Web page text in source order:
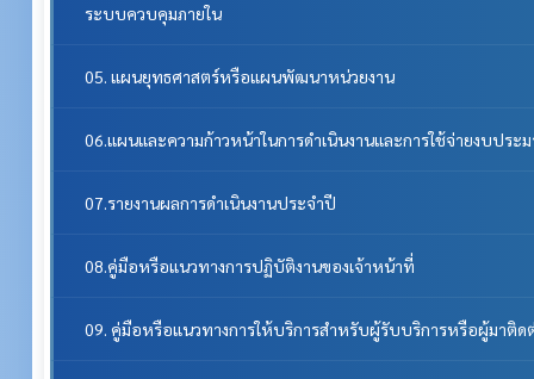
ระบบควบคุมภายใน
05. แผนยุทธศาสตร์หรือแผนพัฒนาหน่วยงาน
06.แผนและความก้าวหน้าในการดำเนินงานและการใช้จ่ายงบปร
07.รายงานผลการดำเนินงานประจำปี
08.คู่มือหรือแนวทางการปฏิบัติงานของเจ้าหน้าที่
09. คู่มือหรือแนวทางการให้บริการสำหรับผู้รับบริการหรือผู้มาติด